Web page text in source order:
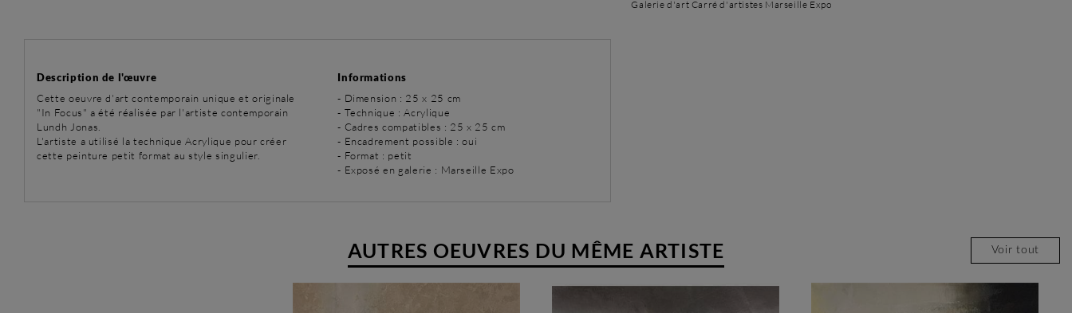
Galerie d'art Carré d'artistes Marseille Expo
Description de l'œuvre
Cette oeuvre d'art contemporain unique et originale
"In Focus" a été réalisée par l'artiste contemporain
Lundh Jonas.
L'artiste a utilisé la technique Acrylique pour créer
cette peinture petit format au style singulier.
Informations
- Dimension : 25 x 25 cm
- Technique : Acrylique
- Cadres compatibles : 25 x 25 cm
- Encadrement possible : oui
- Format : petit
- Exposé en galerie : Marseille Expo
AUTRES OEUVRES DU MÊME ARTISTE Voir tout